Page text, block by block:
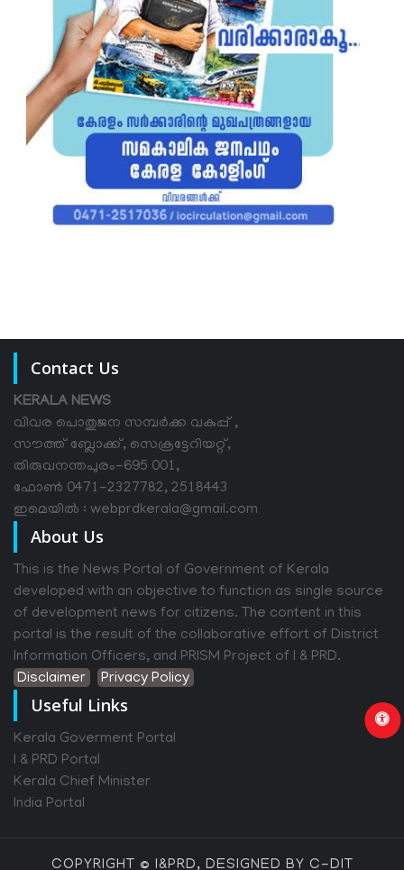
Contact Us
KERALA NEWS
വിവര പൊതുജന സമ്പര്‍ക്ക വകുപ്പ് ,
സൗത്ത് ബ്ലോക്ക്, സെക്രട്ടേറിയറ്റ്,
തിരുവനന്തപുരം-695 001,
ഫോൺ 0471-2327782, 2518443
ഇമെയിൽ : webprdkerala@gmail.com
About Us
This is the News Portal of Government of Kerala
developed with an objective to function as single source
of development news for citizens. The content in this
portal is the result of the collaborative effort of District
Information Officers, and PRISM Project of I & PRD.
Disclaimer
Privacy Policy
Useful Links
Kerala Goverment Portal
I & PRD Portal
Kerala Chief Minister
India Portal
COPYRIGHT © I&PRD, DESIGNED BY C-DIT